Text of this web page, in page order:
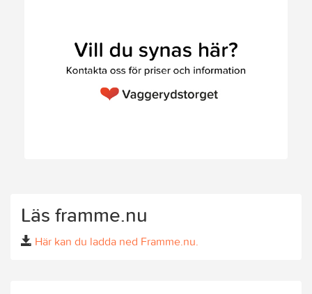
Läs framme.nu
Här kan du ladda ned Framme.nu.